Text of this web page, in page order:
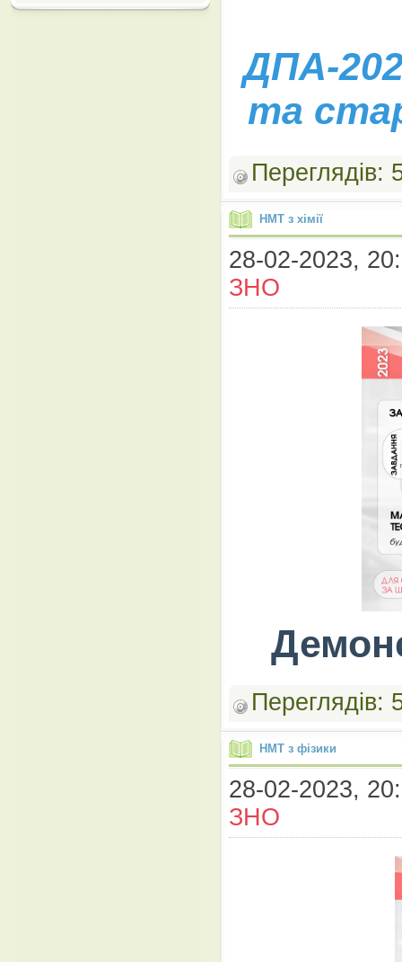
ДПА-
та
НМТ з хімії
28-02-2023,
ЗНО
НМТ з фізики
28-02-2023,
ЗНО